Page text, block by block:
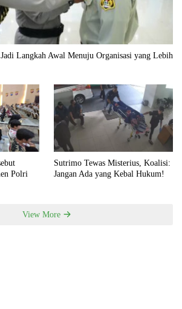
Langkah Awal Menuju Organisasi yang Lebih
Polri
Sutrimo Tewas Misterius, Koalisi:
Jangan Ada yang Kebal Hukum!
View More